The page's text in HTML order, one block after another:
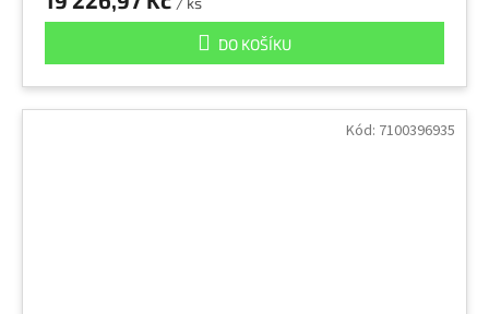
DO KOŠÍKU
Kód: 7100396935